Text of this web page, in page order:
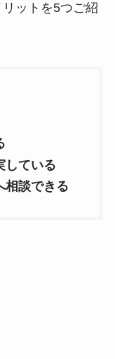
ットを5つご紹
している
相談できる